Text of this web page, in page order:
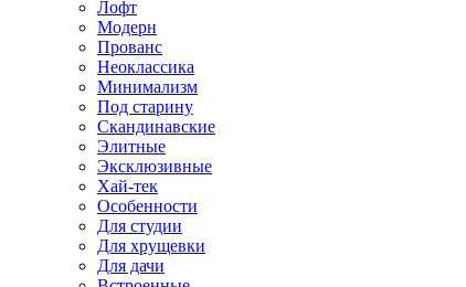
Лофт
Модерн
Прованс
Неоклассика
Минимализм
Под старину
Скандинавские
Элитные
Эксклюзивные
Хай-тек
Особенности
Для студии
Для хрущевки
Для дачи